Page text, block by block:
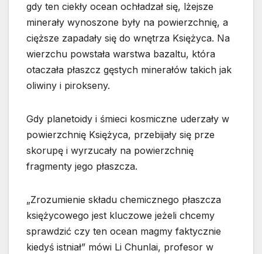
gdy ten ciekły ocean ochładzał się, lżejsze
minerały wynoszone były na powierzchnię, a
cięższe zapadały się do wnętrza Księżyca. Na
wierzchu powstała warstwa bazaltu, która
otaczała płaszcz gęstych minerałów takich jak
oliwiny i pirokseny.
Gdy planetoidy i śmieci kosmiczne uderzały w
powierzchnię Księżyca, przebijały się prze
skorupę i wyrzucały na powierzchnię
fragmenty jego płaszcza.
„Zrozumienie składu chemicznego płaszcza
księżycowego jest kluczowe jeżeli chcemy
sprawdzić czy ten ocean magmy faktycznie
kiedyś istniał” mówi Li Chunlai, profesor w